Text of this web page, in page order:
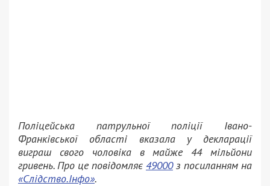
Поліцейська патрульної поліції Івано-
Франківської області вказала у декларації
виграш свого чоловіка в майже 44 мільйони
гривень. Про це повідомляє 49000з посиланням на
«Слідство.Інфо».